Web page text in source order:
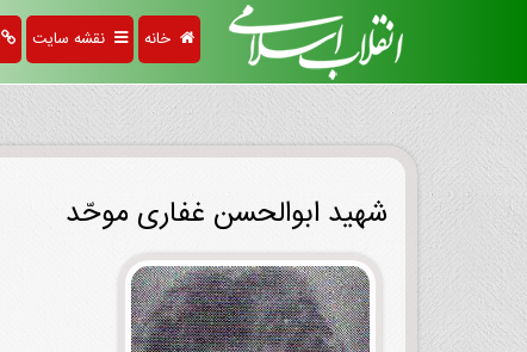
خانه نقشه سایت
شهید ابوالحسن غفاری موحّد